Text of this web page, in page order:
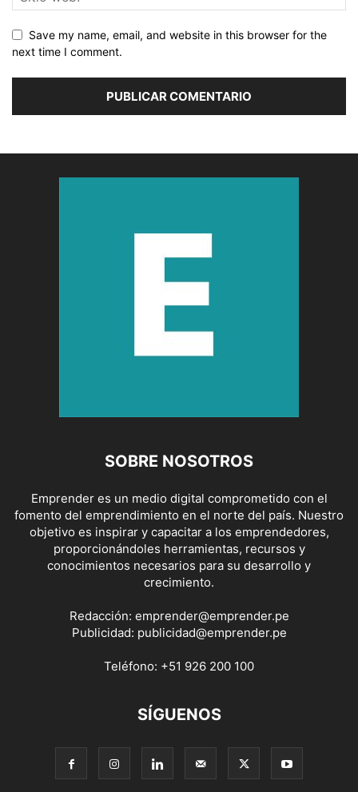
Save my name, email, and website in this browser for the
next time I comment.
SOBRE NOSOTROS
Emprender es un medio digital comprometido con el
fomento del emprendimiento en el norte del país. Nuestro
objetivo es inspirar y capacitar a los emprendedores,
proporcionándoles herramientas, recursos y
conocimientos necesarios para su desarrollo y
crecimiento.
Redacción: emprender@emprender.pe
Publicidad: publicidad@emprender.pe
Teléfono: +51 926 200 100
SÍGUENOS